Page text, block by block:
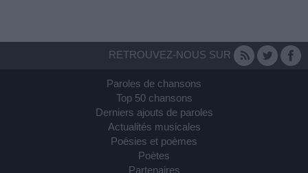
RETROUVEZ-NOUS SUR
Paroles de chansons
Top 50 chansons
Derniers ajouts de paroles
Actualités musicales
Poésies et poèmes
Poètes
Partenaires